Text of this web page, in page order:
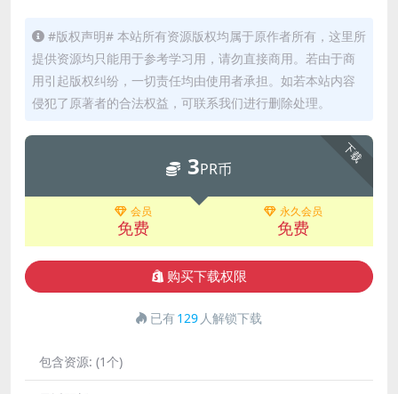
#版权声明# 本站所有资源版权均属于原作者所有，这里所
提供资源均只能用于参考学习用，请勿直接商用。若由于商
用引起版权纠纷，一切责任均由使用者承担。如若本站内容
侵犯了原著者的合法权益，可联系我们进行删除处理。
下载
3PR币
会员
免费
永久会员
免费
购买下载权限
已有129 人解锁下载
包含资源: (1个)